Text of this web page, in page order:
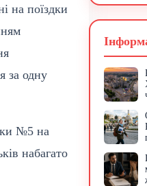
на поїздки
за одну
№5 на
набагато